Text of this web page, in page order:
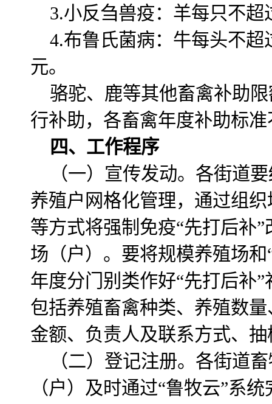
3.小反刍兽疫：羊每只不超
4.布鲁氏菌病：牛每头不超
元。
骆驼、鹿等其他畜禽补助
行补助，各畜禽年度补助标
四、工作程序
（一）宣传发动。各街道
养殖户网格化管理，通过组
等方式将强制免疫“先打后补
场（户）。要将规模养殖场
年度分门别类作好“先打后补
包括养殖畜禽种类、养殖数
金额、负责人及联系方式、
（二）登记注册。各街道
（户）及时通过“鲁牧云”系